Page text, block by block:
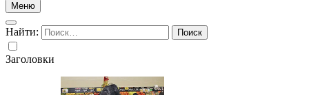
Меню
Найти:
Заголовки